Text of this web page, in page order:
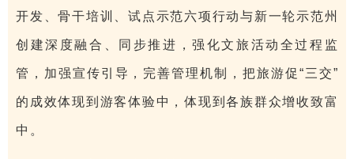
开发、骨干培训、试点示范六项行动与新一轮示范州
创建深度融合、同步推进，强化文旅活动全过程监
管，加强宣传引导，完善管理机制，把旅游促“三交”
的成效体现到游客体验中，体现到各族群众增收致富
中。